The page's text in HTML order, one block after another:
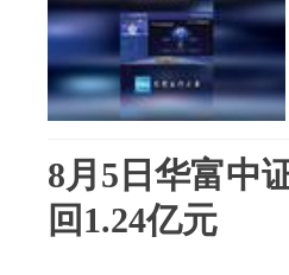
8月5日华富中
回1.24亿元